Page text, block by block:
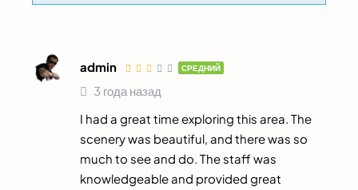
admin СРЕДНИЙ
3 года назад
I had a great time exploring this area. The
scenery was beautiful, and there was so
much to see and do. The staff was
knowledgeable and provided great